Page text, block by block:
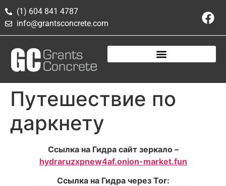
(1) 604 841 4787
info@grantsconcrete.com
Путешествие по
даркнету
Ссылка на Гидра сайт зеркало –
hydraruzxpnew4af.onion-market.fun
Ссылка на Гидра через Tor: